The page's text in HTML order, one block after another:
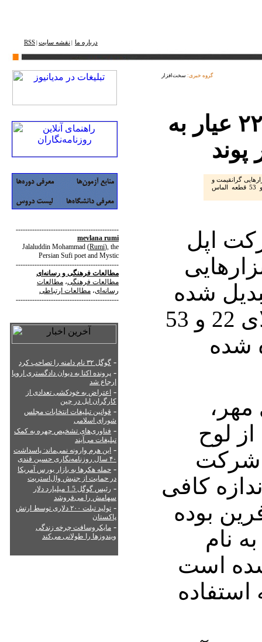
درباره ما نقشه ‌سایت RSS
--------------------------------------------
mevlana rumi
Jalaluddin Mohammad (Rumi), the
Persian Sufi poet and Mystic
--------------------------------------------
مطالعات فرهنگی و رسانه‌ای
مطالعات فرهنگی، مطالعات
رسانه‌ای، مطالعات ارتباطی
--------------------------------------------
- گوگل ۳۲ نام دامنه را تصاحب کرد
- پرونده اکتا به دیوان دادگستری اروپا
ارجاع شد
- اعتراض به خودکشی تعدادی از
کارگران اپل در چین
- قوانین تبلیغات انتخابات مجلس
شورای اسلامی
- فناوری‌های تشخیص چهره به کمک
تبلیغات می‌آیند
- این هرم وارونه نمی‌ماند: پاسداشت
۴۰ سال روزنامه‌نگاری حسین قندی
- حمله هکرها به بازار بورس آمریکا
در حمایت از جنبش وال‌استریت
-
رئیس گوگل 1.5 میلیارد دلار
سهامش را می‌فروشد
-
تولید تبلت ۲۰۰ دلاری توسط ارتش
پاکستان
- مایکروسافت چرخه زندگی
ویندوزها را طولانی می‌کند
گروه خبری: سخت‌افزار
تولید آی.پد با طلای ۲۲ عیار به
گرانقیمت و
مجللی تبدیل شده اند که بدنه آنها از طلای 22 و 53 قطعه الماس
اپل
شده
اند که بدنه آنها از طلای 22 و 53
شده
لوح
شرکت
کافی
بوده
نام
شده است
به استفاده